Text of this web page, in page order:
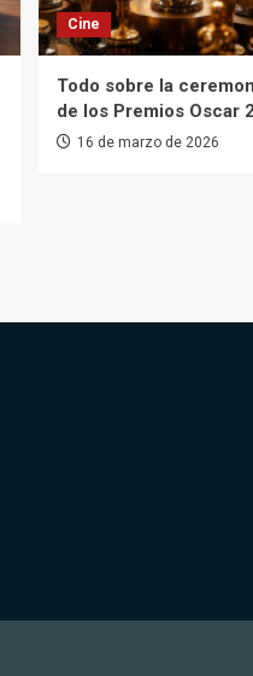
Cine
Todo sobre la
de los Premios Oscar
16 de marzo de 2026